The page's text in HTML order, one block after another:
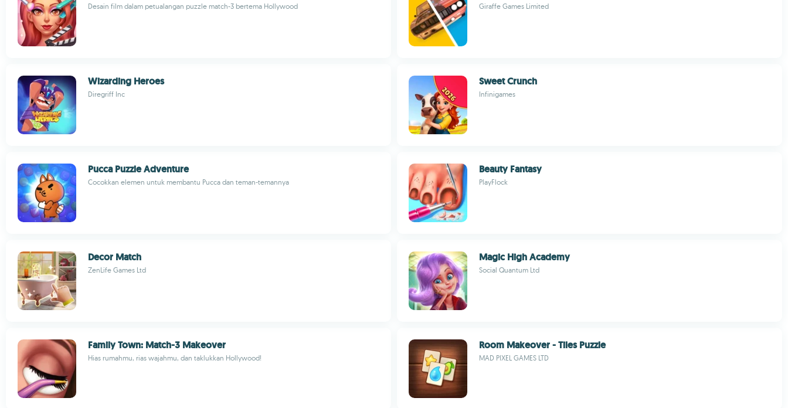
Desain film dalam petualangan puzzle match-3 bertema Hollywood Giraffe Games Limited
Wizarding Heroes
Diregriff Inc
Sweet Crunch
Infinigames
Pucca Puzzle Adventure
Cocokkan elemen untuk membantu Pucca dan teman-temannya
Beauty Fantasy
PlayFlock
Decor Match
ZenLife Games Ltd
Magic High Academy
Social Quantum Ltd
Family Town: Match-3 Makeover
Hias rumahmu, rias wajahmu, dan taklukkan Hollywood!
Room Makeover - Tiles Puzzle
MAD PIXEL GAMES LTD